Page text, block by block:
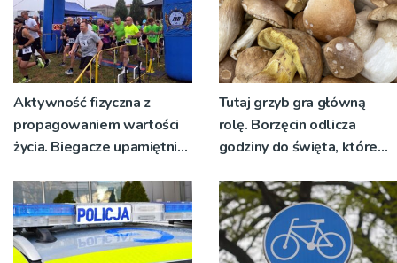
Aktywność fizyczna z
propagowaniem wartości
życia. Biegacze upamiętnili
Tutaj grzyb gra główną
rolę. Borzęcin odlicza
godziny do święta, które
pokoleń